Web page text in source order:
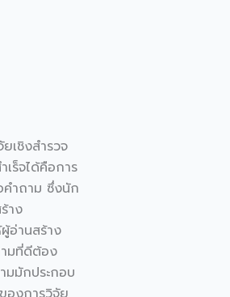
เชิงสำรวจ
ร็จได้คือการ
คำถาม ซึ่งนัก
าง
อ่านสร้าง
มที่ดีต้อง
มมักประกอบ